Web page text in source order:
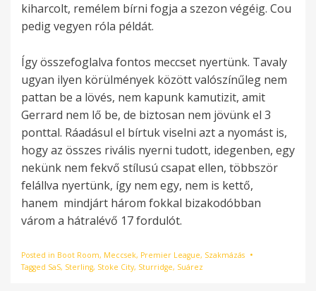
kiharcolt, remélem bírni fogja a szezon végéig. Cou
pedig vegyen róla példát.
Így összefoglalva fontos meccset nyertünk. Tavaly
ugyan ilyen körülmények között valószínűleg nem
pattan be a lövés, nem kapunk kamutizit, amit
Gerrard nem lő be, de biztosan nem jövünk el 3
ponttal. Ráadásul el bírtuk viselni azt a nyomást is,
hogy az összes rivális nyerni tudott, idegenben, egy
nekünk nem fekvő stílusú csapat ellen, többször
felállva nyertünk, így nem egy, nem is kettő,
hanem mindjárt három fokkal bizakodóbban
várom a hátralévő 17 fordulót.
Posted in Boot Room, Meccsek, Premier League, Szakmázás
Tagged SaS, Sterling, Stoke City, Sturridge, Suárez